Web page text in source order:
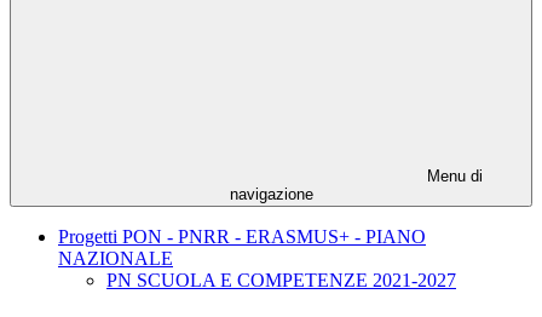
Menu di
navigazione
Progetti PON - PNRR - ERASMUS+ - PIANO
NAZIONALE
PN SCUOLA E COMPETENZE 2021-2027